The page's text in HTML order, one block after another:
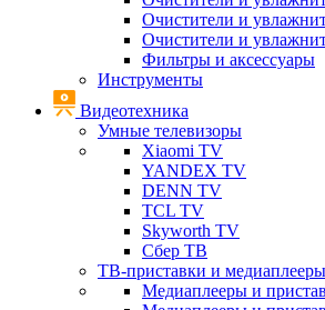
Очистители и
Очистители и
Фильтры и аксессуары
Инструменты
Видеотехника
Умные телевизоры
Xiaomi TV
YANDEX TV
DENN TV
TCL TV
Skyworth TV
Сбер ТВ
ТВ-приставки и медиаплееры
Медиаплееры и